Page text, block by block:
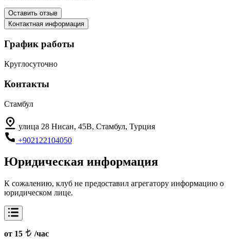
Оставить отзыв
Контактная информация
График работы
Круглосуточно
Контакты
Стамбул
улица 28 Нисан, 45B, Стамбул, Турция
+902122104050
Юридическая информация
К сожалению, клуб не предоставил агрегатору информацию о
юридическом лице.
от 15 /час